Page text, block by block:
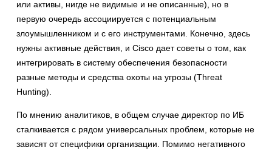
или активы, нигде не видимые и не описанные), но в
первую очередь ассоциируется с потенциальным
злоумышленником и с его инструментами. Конечно, здесь
нужны активные действия, и Cisco дает советы о том, как
интегрировать в систему обеспечения безопасности
разные методы и средства охоты на угрозы (Threat
Hunting).
По мнению аналитиков, в общем случае директор по ИБ
сталкивается с рядом универсальных проблем, которые не
зависят от специфики организации. Помимо негативного